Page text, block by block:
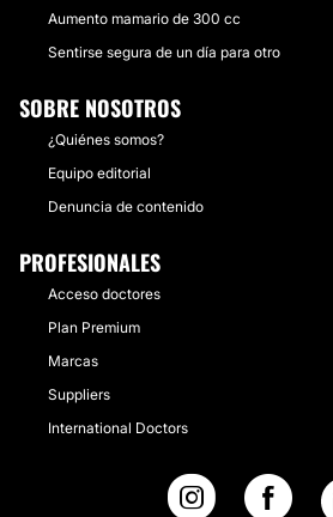
Aumento mamario de 300 cc
Sentirse segura de un día para otro
SOBRE NOSOTROS
¿Quiénes somos?
Equipo editorial
Denuncia de contenido
PROFESIONALES
Acceso doctores
Plan Premium
Marcas
Suppliers
International Doctors